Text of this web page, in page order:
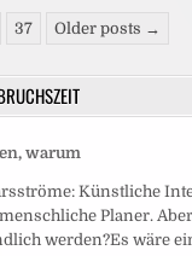
37 Older posts →
warum
Künstliche
Planer.
werden?Es wäre